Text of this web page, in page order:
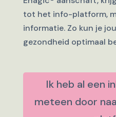
tot het info-platform,
informatie. Zo kun je
gezondheid optimaal
Ik heb al een
meteen door